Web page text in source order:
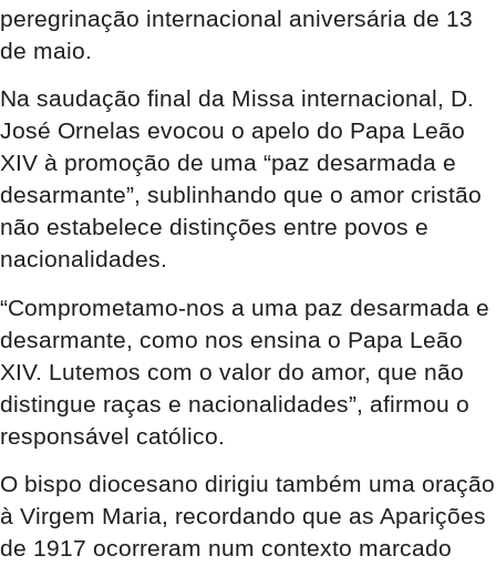
peregrinação internacional aniversária de 13
de maio.
Na saudação final da Missa internacional, D.
José Ornelas evocou o apelo do Papa Leão
XIV à promoção de uma “paz desarmada e
desarmante”, sublinhando que o amor cristão
não estabelece distinções entre povos e
nacionalidades.
“Comprometamo-nos a uma paz desarmada e
desarmante, como nos ensina o Papa Leão
XIV. Lutemos com o valor do amor, que não
distingue raças e nacionalidades”, afirmou o
responsável católico.
O bispo diocesano dirigiu também uma oração
à Virgem Maria, recordando que as Aparições
de 1917 ocorreram num contexto marcado